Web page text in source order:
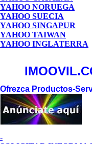
YAHOO NORUEGA
YAHOO SUECIA
YAHOO SINGAPUR
YAHOO TAIWAN
YAHOO INGLATERRA
Ofrezca Productos-
-